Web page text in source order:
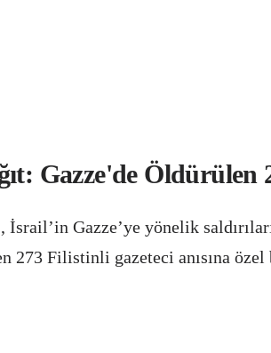
Gazze'de Öldürülen
Gazze’ye yönelik
Filistinli gazeteci anısına